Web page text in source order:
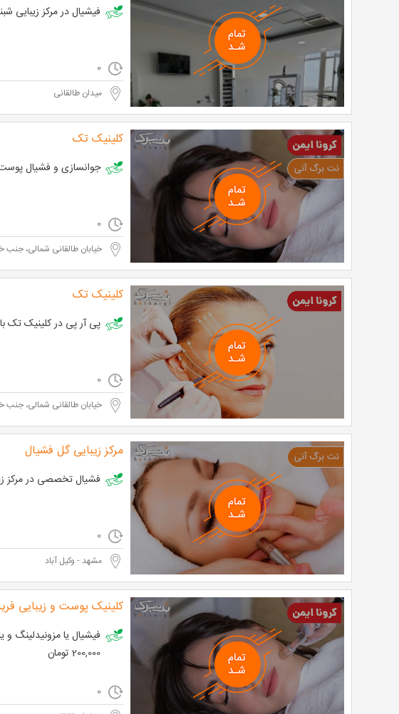
فیشیال در مرکز زیبایی شبنم منصور با 64% تخفیف و پرداخت تنها
0
میدان طالقانی
کلینیک تک
جوانسازی و فشیال پوست در کلینیک تک تا
0
خیابان طالقانی شمالی، جنب
کلینیک تک
پی آر پی در کلینیک تک با 35% تخفیف و پرداخت تنها 780,000 تومان به جای 1200,000 تومان
0
خیابان طالقانی شمالی، جنب
مرکز زیبایی گل فشیال
فشیال تخصصی در مرکز زیبایی گل فشیال با 60% تخفیف و
0
مشهد - وکیل آباد
کلینیک پوست و زیبایی
200,000 تومان
0